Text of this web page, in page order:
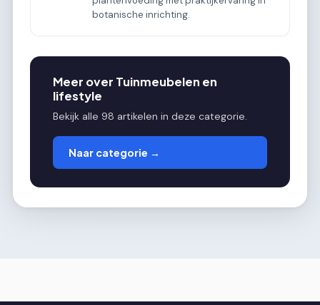
botanische inrichting.
Meer over Tuinmeubelen en
lifestyle
Bekijk alle 98 artikelen in deze categorie.
Naar categorie →